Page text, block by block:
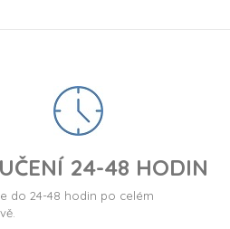
24-48 HODIN
do 24-48 hodin po celém